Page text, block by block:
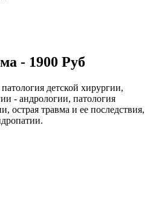
- 1900 Руб
детской хирургии,
- андрологии, патология
острая травма и ее последствия,